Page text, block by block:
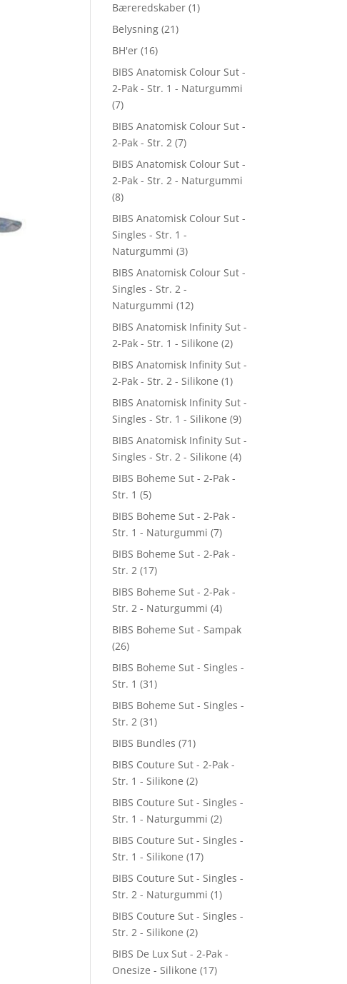
Bæreredskaber (1)
Belysning (21)
BH'er (16)
BIBS Anatomisk Colour Sut -
2-Pak - Str. 1 - Naturgummi
(7)
BIBS Anatomisk Colour Sut -
2-Pak - Str. 2 (7)
BIBS Anatomisk Colour Sut -
2-Pak - Str. 2 - Naturgummi
(8)
BIBS Anatomisk Colour Sut -
Singles - Str. 1 -
Naturgummi (3)
BIBS Anatomisk Colour Sut -
Singles - Str. 2 -
Naturgummi (12)
BIBS Anatomisk Infinity Sut -
2-Pak - Str. 1 - Silikone (2)
BIBS Anatomisk Infinity Sut -
2-Pak - Str. 2 - Silikone (1)
BIBS Anatomisk Infinity Sut -
Singles - Str. 1 - Silikone (9)
BIBS Anatomisk Infinity Sut -
Singles - Str. 2 - Silikone (4)
BIBS Boheme Sut - 2-Pak -
Str. 1 (5)
BIBS Boheme Sut - 2-Pak -
Str. 1 - Naturgummi (7)
BIBS Boheme Sut - 2-Pak -
Str. 2 (17)
BIBS Boheme Sut - 2-Pak -
Str. 2 - Naturgummi (4)
BIBS Boheme Sut - Sampak
(26)
BIBS Boheme Sut - Singles -
Str. 1 (31)
BIBS Boheme Sut - Singles -
Str. 2 (31)
BIBS Bundles (71)
BIBS Couture Sut - 2-Pak -
Str. 1 - Silikone (2)
BIBS Couture Sut - Singles -
Str. 1 - Naturgummi (2)
BIBS Couture Sut - Singles -
Str. 1 - Silikone (17)
BIBS Couture Sut - Singles -
Str. 2 - Naturgummi (1)
BIBS Couture Sut - Singles -
Str. 2 - Silikone (2)
BIBS De Lux Sut - 2-Pak -
Onesize - Silikone (17)